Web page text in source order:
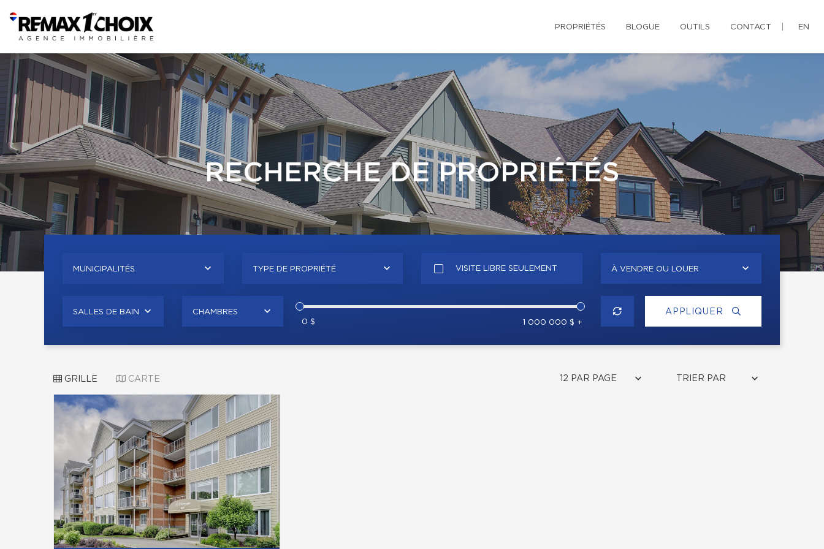
PROPRIÉTÉS BLOGUE OUTILS CONTACT EN
RECHERCHE DE PROPRIÉTÉS
MUNICIPALITÉS TYPE DE PROPRIÉTÉ VISITE LIBRE SEULEMENT À VENDRE OU LOUER
SALLES DE BAIN
CHAMBRES
0 $
1 000 000 $ +
APPLIQUER
GRILLE CARTE 12 PAR PAGE TRIER PAR